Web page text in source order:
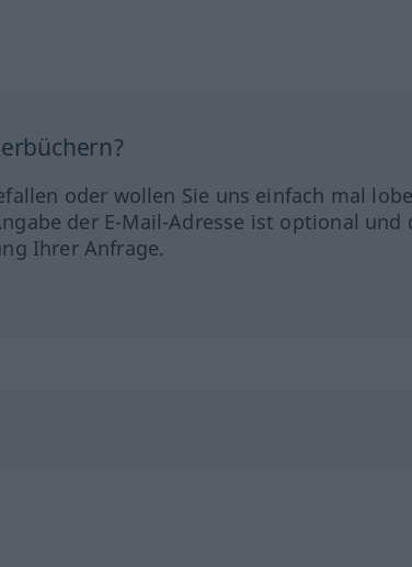
oder wollen Sie uns einfach mal
der E-Mail-Adresse ist optional und
Ihrer Anfrage.